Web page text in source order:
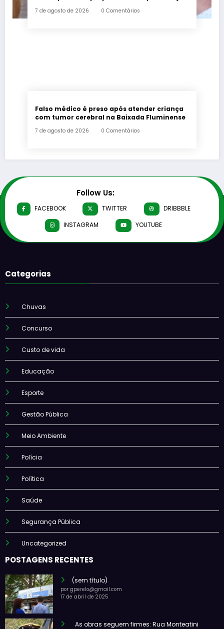
7 de agosto de 2026 0 Comentários
Falso médico é preso após atender criança
com tumor cerebral na Baixada Fluminense
7 de agosto de 2026 0 Comentários
Follow Us:
FACEBOOK TWITTER
DRIBBBLE
INSTAGRAM
YOUTUBE
Categorias
Chuvas
Concurso
Custo de vida
Educação
Esporte
Gestão Pública
Meio Ambiente
Polícia
Política
Saúde
Segurança Pública
Uncategorized
POSTAGENS RECENTES
(sem título)
por gperelo@gmail.com
17 de abril de 2025
As obras seguem firmes: Rua Monteatini